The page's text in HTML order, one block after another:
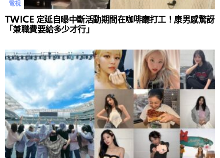
電視
TWICE 定延自曝中斷活動期間在咖啡廳打工！康男感驚訝
「兼職費要給多少才行」